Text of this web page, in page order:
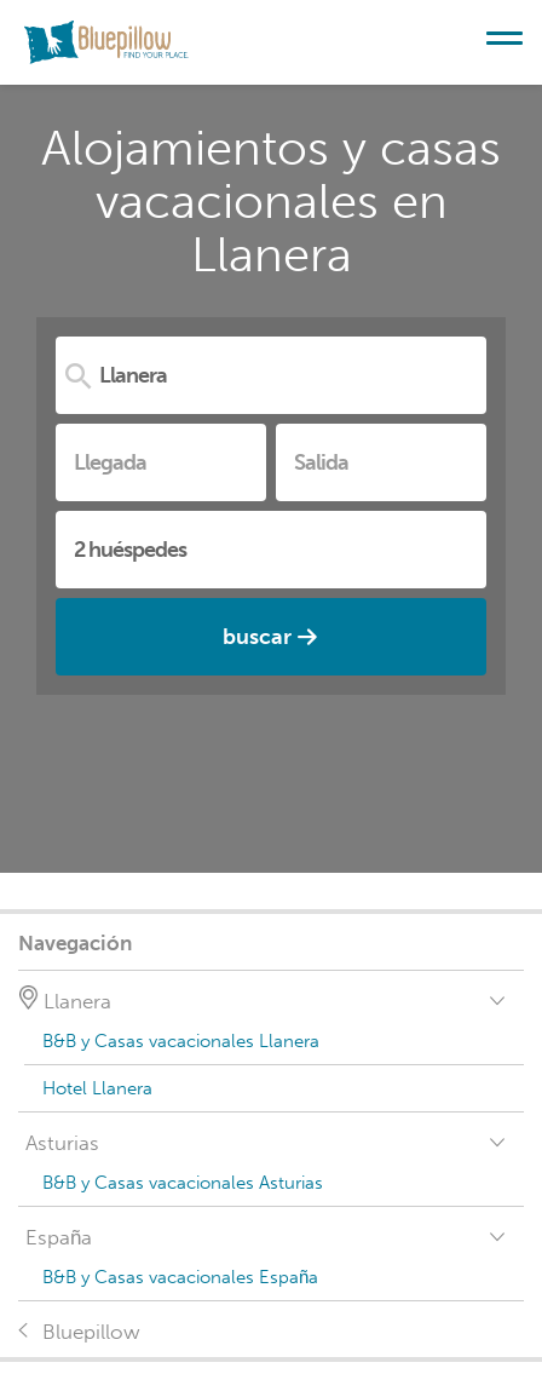
Alojamientos y casas
vacacionales en
Llanera
buscar
Navegación
Llanera
B&B y Casas vacacionales Llanera
Hotel Llanera
Asturias
B&B y Casas vacacionales Asturias
España
B&B y Casas vacacionales España
Bluepillow